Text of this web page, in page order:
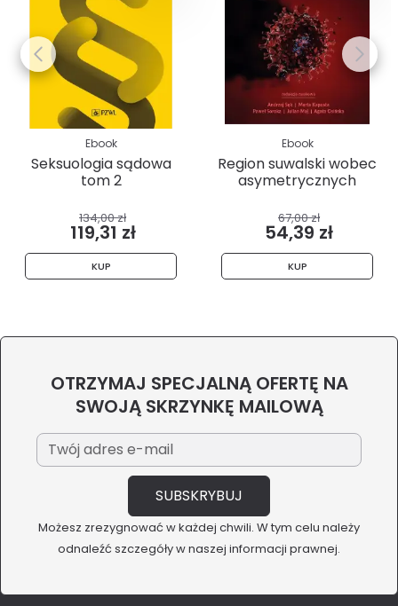
Ebook
Seksuologia sądowa
tom 2
134,00 zł
119,31 zł
KUP
Ebook
Region suwalski wobec
asymetrycznych
67,00 zł
54,39 zł
KUP
OTRZYMAJ SPECJALNĄ OFERTĘ NA
SWOJĄ SKRZYNKĘ MAILOWĄ
Możesz zrezygnować w każdej chwili. W tym celu należy
odnaleźć szczegóły w naszej informacji prawnej.